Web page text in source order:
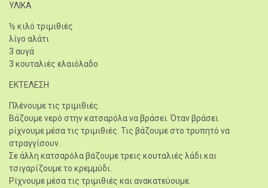
ΥΛΙΚΑ
½ κιλό τριμιθιές
λίγο αλάτι
3 αυγά
3 κουταλιές ελαιόλαδο
ΕΚΤΕΛΕΣΗ
Πλένουμε τις τριμιθιές.
Βάζουμε νερό στην κατσαρόλα να βράσει. Όταν βράσει
ρίχνουμε μέσα τις τριμιθιές. Τις βάζουμε στο τρυπητό να
στραγγίσουν.
Σε άλλη κατσαρόλα βάζουμε τρεις κουταλιές λάδι και
τσιγαρίζουμε το κρεμμύδι.
Ρίχνουμε μέσα τις τριμιθιές και ανακατεύουμε.